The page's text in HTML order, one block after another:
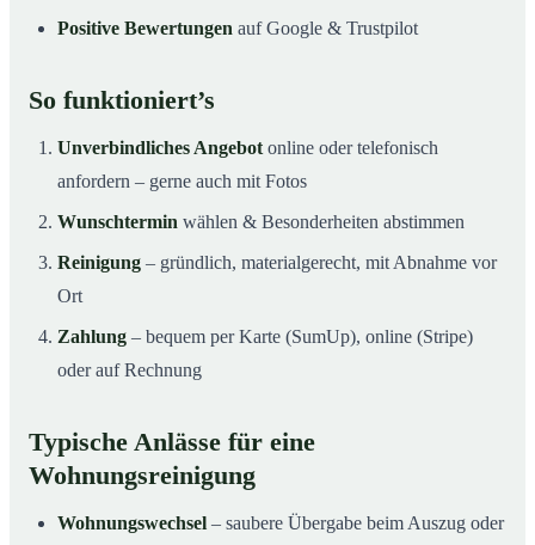
Positive Bewertungen auf Google & Trustpilot
So funktioniert’s
Unverbindliches Angebot online oder telefonisch
anfordern – gerne auch mit Fotos
Wunschtermin wählen & Besonderheiten abstimmen
Reinigung – gründlich, materialgerecht, mit Abnahme vor
Ort
Zahlung – bequem per Karte (SumUp), online (Stripe)
oder auf Rechnung
Typische Anlässe für eine
Wohnungsreinigung
Wohnungswechsel – saubere Übergabe beim Auszug oder